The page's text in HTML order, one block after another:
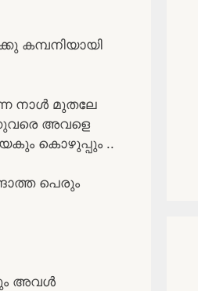
കമ്പനിയായി
നാൾ മുതലേ
അവളെ
കൊഴുപ്പും ..
പെരും
അവൾ